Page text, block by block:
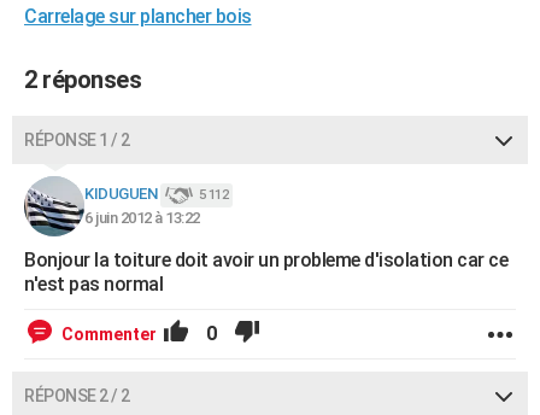
GUIDES D'ACHAT
BONS PLANS
Dictionnaire
Biographies
Citations
Expressions
Proverbes
PROGRAMME TV
COPAINS D'AVANT
AVIS DE DÉCÈS
Carrelage sur plancher bois
2 réponses
RÉPONSE 1 / 2
KIDUGUEN 5 112
6 juin 2012 à 13:22
Bonjour la toiture doit avoir un probleme d'isolation car ce
n'est pas normal
Commenter 0
RÉPONSE 2 / 2